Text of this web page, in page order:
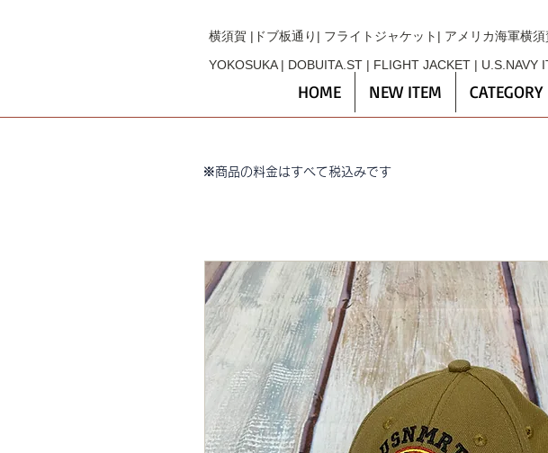
横須賀 |ドブ板通り| フライト ジャケット| アメリカ海軍横
YOKOSUKA | DOBUITA.ST | FLIGHT JACKET | U.S.NAVY
HOME NEW ITEM CATEGORY
※商品の料金はすべて税込みです